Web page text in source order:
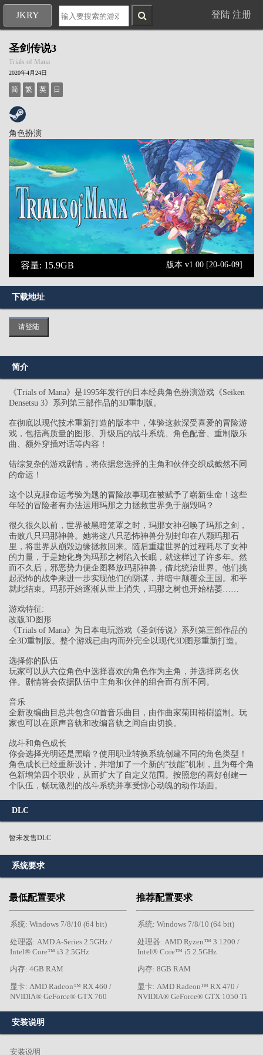
JKRY 登陆 注册
圣剑传说3
Trials of Mana
2020年4月24日
简 繁 英 日
角色扮演
容量: 15.9GB 版本 v1.00 [20-06-09]
下载地址
请登陆
简介
《Trials of Mana》是1995年发行的日本经典角色扮演游戏《Seiken
Densetsu 3》系列第三部作品的3D重制版。
在彻底以现代技术重新打造的版本中，体验这款深受喜爱的冒险游
戏，包括高质量的图形、升级后的战斗系统、角色配音、重制版乐
曲、额外穿插对话等内容！
错综复杂的游戏剧情，将依据您选择的主角和伙伴交织成截然不同
的命运！
这个以克服命运考验为题的冒险故事现在被赋予了崭新生命！这些
年轻的冒险者有办法运用玛那之力拯救世界免于崩毁吗？
很久很久以前，世界被黑暗笼罩之时，玛那女神召唤了玛那之剑，
击败八只玛那神兽。她将这八只恐怖神兽分别封印在八颗玛那石
里，将世界从崩毁边缘拯救回来。随后重建世界的过程耗尽了女神
的力量，于是她化身为玛那之树陷入长眠，就这样过了许多年。然
而不久后，邪恶势力便企图释放玛那神兽，借此统治世界。他们挑
起恐怖的战争来进一步实现他们的阴谋，并暗中颠覆众王国。和平
就此结束。玛那开始逐渐从世上消失，玛那之树也开始枯萎……
游戏特征:
改版3D图形
《Trials of Mana》为日本电玩游戏《圣剑传说》系列第三部作品的
全3D重制版。整个游戏已由内而外完全以现代3D图形重新打造。
选择你的队伍
玩家可以从六位角色中选择喜欢的角色作为主角，并选择两名伙
伴。剧情将会依据队伍中主角和伙伴的组合而有所不同。
音乐
全新改编曲目总共包含60首音乐曲目，由作曲家菊田裕樹监制。玩
家也可以在原声音轨和改编音轨之间自由切换。
战斗和角色成长
你会选择光明还是黑暗？使用职业转换系统创建不同的角色类型！
角色成长已经重新设计，并增加了一个新的“技能”机制，且为每个角
色新增第四个职业，从而扩大了自定义范围。按照您的喜好创建一
个队伍，畅玩激烈的战斗系统并享受惊心动魄的动作场面。
DLC
暂未发售DLC
系统要求
最低配置要求
系统: Windows 7/8/10 (64 bit)
处理器: AMD A-Series 2.5GHz /
Intel® Core™ i3 2.5GHz
内存: 4GB RAM
显卡: AMD Radeon™ RX 460 /
NVIDIA® GeForce® GTX 760
推荐配置要求
系统: Windows 7/8/10 (64 bit)
处理器: AMD Ryzen™ 3 1200 /
Intel® Core™ i5 2.5GHz
内存: 8GB RAM
显卡: AMD Radeon™ RX 470 /
NVIDIA® GeForce® GTX 1050 Ti
安装说明
安装说明